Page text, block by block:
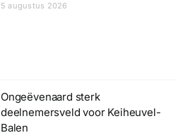
5 augustus 2026
Ongeëvenaard sterk
deelnemersveld voor Keiheuvel-
Balen